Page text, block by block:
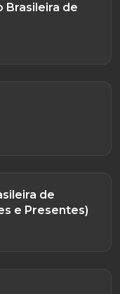
Brasileira de
de
e Presentes)